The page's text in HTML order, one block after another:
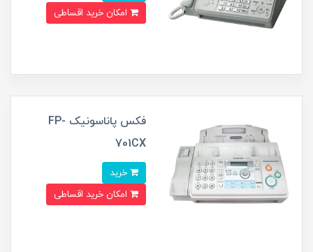
فکس پاناسونیک FP-
701CX